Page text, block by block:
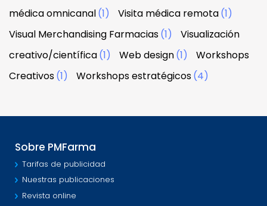
médica omnicanal(1) Visita médica remota(1)
Visual Merchandising Farmacias(1)
Visualización
creativo/científica(1) Web design(1)
Workshops
Creativos(1) Workshops estratégicos(4)
Sobre PMFarma
Tarifas de publicidad
Nuestras publicaciones
Revista online